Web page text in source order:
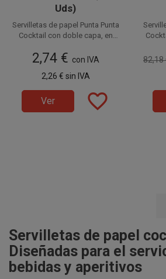
Uds)
Servilletas de papel Punta Punta
Cocktail con doble capa, en
10 cm plegadas). Ideales para
Degustaciones, Catering,
Fiestas, Restaurantes,
suaves e higiénicas.
paquetes de 100 unidades.
2,74 € con IVA
2,26 € sin IVA
Ver favorite_border
de
82,18
Servilletas de papel
Diseñadas para el
bebidas y aperitivos